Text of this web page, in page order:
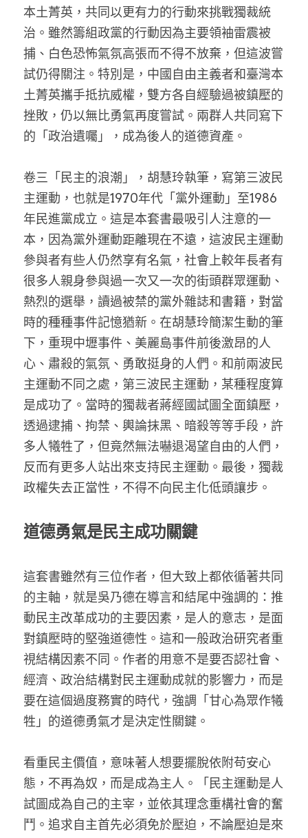
本土菁英，共同以更有力的行動來挑戰獨裁統
治。雖然籌組政黨的行動因為主要領袖雷震被
捕、白色恐怖氣氛高張而不得不放棄，但這波嘗
試仍得關注。特別是，中國自由主義者和臺灣本
土菁英攜手抵抗威權，雙方各自經驗過被鎮壓的
挫敗，仍以無比勇氣再度嘗試。兩群人共同寫下
的「政治遺囑」，成為後人的道德資產。
卷三「民主的浪潮」，胡慧玲執筆，寫第三波民
主運動，也就是1970年代「黨外運動」至1986
年民進黨成立。這是本套書最吸引人注意的一
本，因為黨外運動距離現在不遠，這波民主運動
參與者有些人仍然享有名氣，社會上較年長者有
很多人親身參與過一次又一次的街頭群眾運動、
熱烈的選舉，讀過被禁的黨外雜誌和書籍，對當
時的種種事件記憶猶新。在胡慧玲簡潔生動的筆
下，重現中壢事件、美麗島事件前後激昂的人
心、肅殺的氣氛、勇敢挺身的人們。和前兩波民
主運動不同之處，第三波民主運動，某種程度算
是成功了。當時的獨裁者蔣經國試圖全面鎮壓，
透過逮捕、拘禁、輿論抹黑、暗殺等等手段，許
多人犧牲了，但竟然無法嚇退渴望自由的人們，
反而有更多人站出來支持民主運動。最後，獨裁
政權失去正當性，不得不向民主化低頭讓步。
道德勇氣是民主成功關鍵
這套書雖然有三位作者，但大致上都依循著共同
的主軸，就是吳乃德在導言和結尾中強調的：推
動民主改革成功的主要因素，是人的意志，是面
對鎮壓時的堅強道德性。這和一般政治研究者重
視結構因素不同。作者的用意不是要否認社會、
經濟、政治結構對民主運動成就的影響力，而是
要在這個過度務實的時代，強調「甘心為眾作犧
牲」的道德勇氣才是決定性關鍵。
看重民主價值，意味著人想要擺脫依附苟安心
態，不再為奴，而是成為主人。「民主運動是人
試圖成為自己的主宰，並依其理念重構社會的奮
鬥。追求自主首先必須免於壓迫，不論壓迫是來